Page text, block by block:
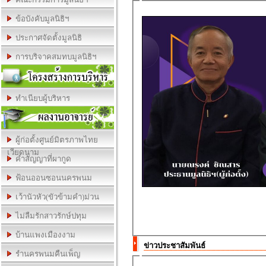
ข้อบังคับมูลนิธิฯ
ประกาศจัดตั้งมูลนิธิ
การบริจาคสมทบมูลนิธิฯ
ทำเนียบผู้บริหาร
ผู้ก่อตั้งศูนย์มิตรภาพไทย
เวียดนาม
คำสัญญาที่ผากูด
ฟ้อนออนซอนนครพนม
เว้านัวหัว(ขัวข้ามคำ)ม่วน
ไม่ลืมรักสาวรักษ์ปทุม
บ้านแพงเมืองงาม
รำนครพนมคืนเพ็ญ
ข่าวประชาสัมพันธ์